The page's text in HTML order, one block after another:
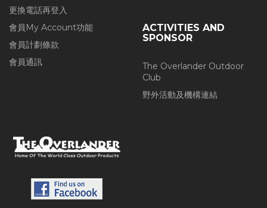
更換電話再登入
會員My Account功能
會員計劃條款
會員通訊
ACTIVITIES AND
SPONSOR
The Overlander Outdoor
Club
野外活動及機構連結